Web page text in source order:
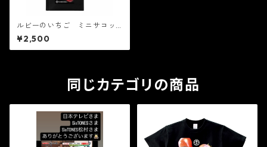
ルビーのいちご ミニサコッ
シュ！！ ！今回はご要望の
多かった最新のカバンを販売
します。
¥2,500
同じカテゴリの商品